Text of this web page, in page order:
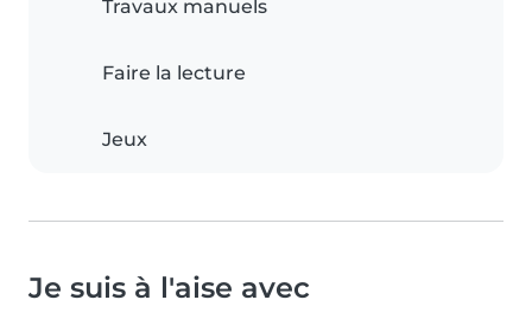
Travaux manuels
Faire la lecture
Jeux
Je suis à l'aise avec